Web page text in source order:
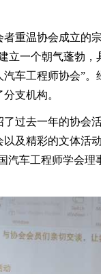
重温协会成立的
立一个朝气蓬勃
车工程师协会”
支机构。
过去一年的协会
及精彩的文体活
汽车工程师学会